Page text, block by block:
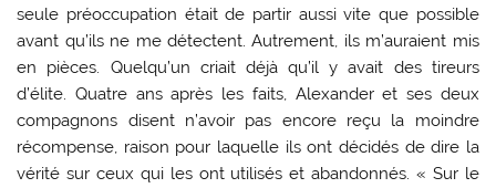
seule préoccupation était de partir aussi vite que possible
avant qu’ils ne me détectent. Autrement, ils m’auraient mis
en pièces. Quelqu’un criait déjà qu’il y avait des tireurs
d’élite. Quatre ans après les faits, Alexander et ses deux
compagnons disent n’avoir pas encore reçu la moindre
récompense, raison pour laquelle ils ont décidés de dire la
vérité sur ceux qui les ont utilisés et abandonnés. « Sur le